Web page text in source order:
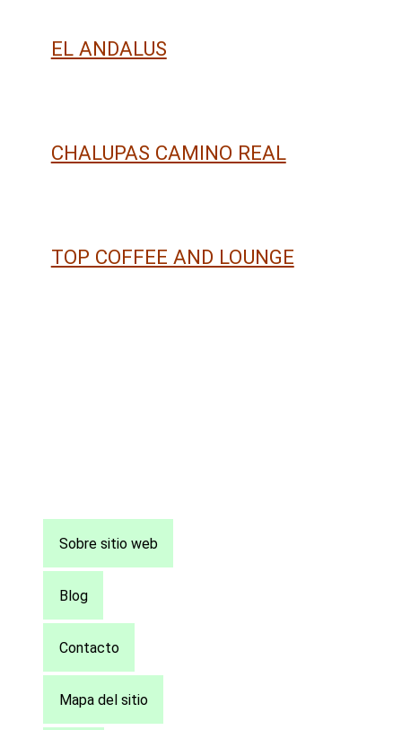
EL ANDALUS
CHALUPAS CAMINO REAL
TOP COFFEE AND LOUNGE
página
Sobre sitio web
Blog
Contacto
Mapa del sitio